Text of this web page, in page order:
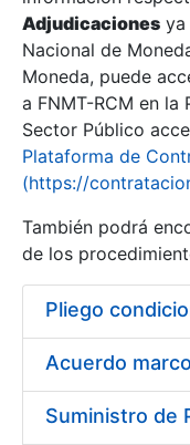
Adjudicaciones ya
Nacional de
Moneda, puede
a FNMT-RCM en
Sector Público
Plataforma de
(https://
También podrá
de los